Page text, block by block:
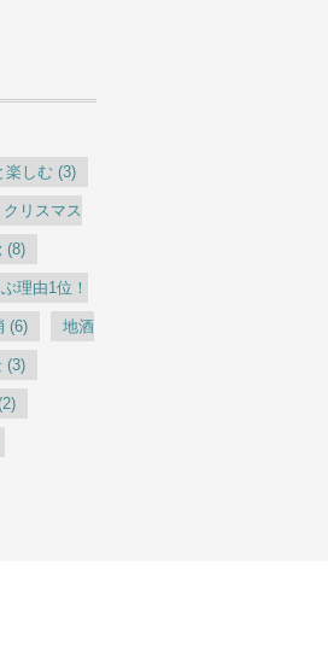
楽しむ (3)
クリスマス
(8)
理由1位！
(6) 地酒
(3)